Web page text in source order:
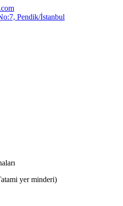
Pendik/İstanbul
yer minderi)